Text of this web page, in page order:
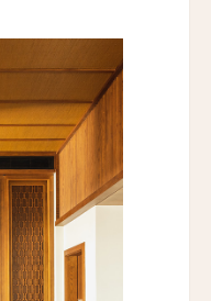
ル
ワインリゾート